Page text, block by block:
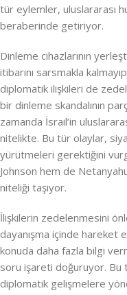
tür eylemler, uluslararası
beraberinde getiriyor.
Dinleme cihazlarının
itibarını sarsmakla
diplomatik ilişkileri de
bir dinleme skandalının
zamanda İsrail’in
nitelikte. Bu tür olaylar,
yürütmeleri gerektiğini
Johnson hem de
niteliği taşıyor.
İlişkilerin zedelenmesini
dayanışma içinde hareket
konuda daha fazla bilgi
soru işareti doğuruyor. Bu
diplomatik gelişmelere